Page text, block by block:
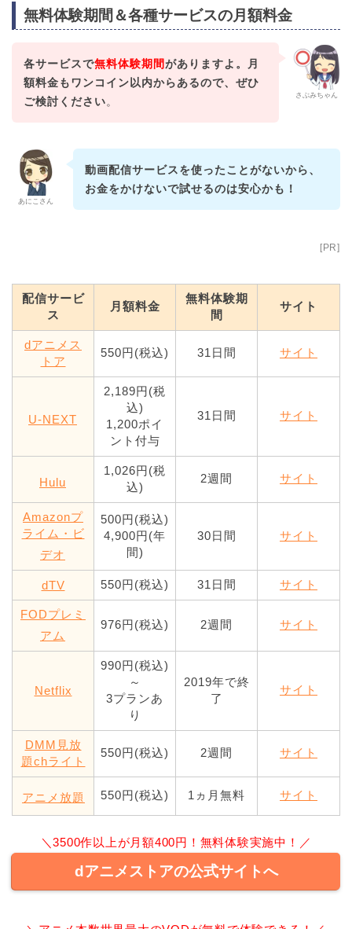
無料体験期間＆各種サービスの月額料金
さぶみちゃん
各サービスで無料体験期間がありますよ。月
額料金もワンコイン以内からあるので、ぜひ
ご検討ください。
あにこさん
動画配信サービスを使ったことがないから、
お金をかけないで試せるのは安心かも！
[PR]
配信サービ
ス
月額料金
無料体験期
間
サイト
dアニメス
トア
550円(税込) 31日間 サイト
U-NEXT
2,189円(税
込)
1,200ポイ
ント付与
31日間 サイト
Hulu
1,026円(税
込)
2週間 サイト
Amazonプ
ライム・ビ
デオ
500円(税込)
4,900円(年
間)
30日間 サイト
dTV 550円(税込) 31日間 サイト
FODプレミ
アム
976円(税込) 2週間 サイト
Netflix
990円(税込)
～
3プランあ
り
2019年で終
了
サイト
DMM見放
題chライト
550円(税込) 2週間 サイト
アニメ放題 550円(税込) 1ヵ月無料 サイト
＼3500作以上が月額400円！無料体験実施中！／
dアニメストアの公式サイトへ